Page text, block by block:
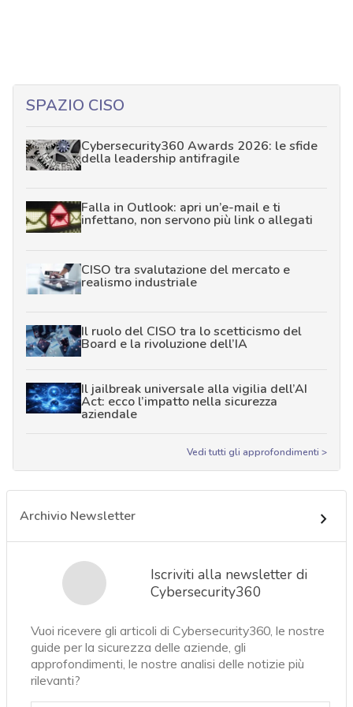
SPAZIO CISO
Cybersecurity360 Awards 2026: le sfide
della leadership antifragile
Falla in Outlook: apri un’e-mail e ti
infettano, non servono più link o allegati
CISO tra svalutazione del mercato e
realismo industriale
Il ruolo del CISO tra lo scetticismo del
Board e la rivoluzione dell’IA
Il jailbreak universale alla vigilia dell’AI
Act: ecco l’impatto nella sicurezza
aziendale
Vedi tutti gli approfondimenti >
Archivio Newsletter
Iscriviti alla newsletter di
Cybersecurity360
Vuoi ricevere gli articoli di Cybersecurity360, le nostre
guide per la sicurezza delle aziende, gli
approfondimenti, le nostre analisi delle notizie più
rilevanti?